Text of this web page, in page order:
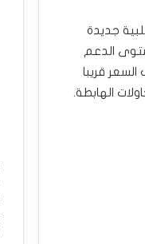
3.6400 بتشكيله لموجه سلبية جديدة
الدعم
قريبا